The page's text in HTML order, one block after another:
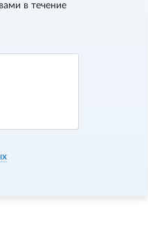
в течение